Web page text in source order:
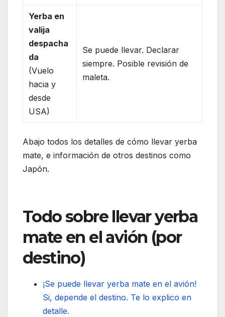
Yerba en
valija
despacha
da
(Vuelo
hacia y
desde
USA)
Se puede llevar. Declarar
siempre. Posible revisión de
maleta.
Abajo todos los detalles de cómo llevar yerba
mate, e información de otros destinos como
Japón.
Todo sobre llevar yerba
mate en el avión (por
destino)
¡Se puede llevar yerba mate en el avión!
Si, depende el destino. Te lo explico en
detalle.